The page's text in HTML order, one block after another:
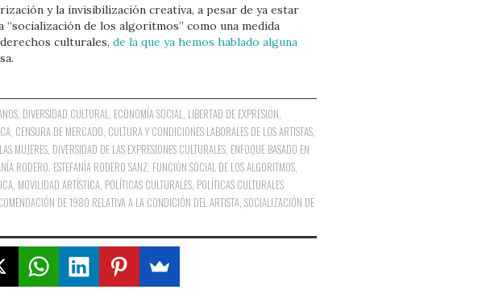
y la invisibilización creativa, a pesar de ya estar
de los algoritmos” como una medida
culturales, de la que ya hemos hablado alguna
, DIVERSIDAD CULTURAL, ECONOMÍA SOCIAL, LIBERTAD DE EXPRESIÓN,
, CENSURA DE MERCADO, CULTURA Y CONDICIONES LABORALES DE LOS ARTISTAS,
MUJERES, DIVERSIDAD DE LAS EXPRESIONES CULTURALES, ENFOQUE BASADO EN
RODERO, ESTEFANÍA RODERO SANZ, FUNCIÓN SOCIAL DE LOS ALGORITMOS,
, MOVILIDAD ARTÍSTICA, POLÍTICAS CULTURALES, POLÍTICAS CULTURALES
DE 1980 RELATIVA A LA CONDICIÓN DEL ARTISTA, SOCIALIZACIÓN DE